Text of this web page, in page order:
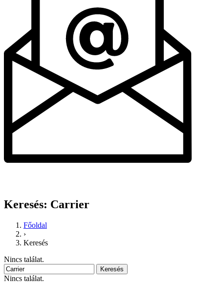
Keresés: Carrier
Főoldal
›
Keresés
Nincs találat.
Keresés
Nincs találat.